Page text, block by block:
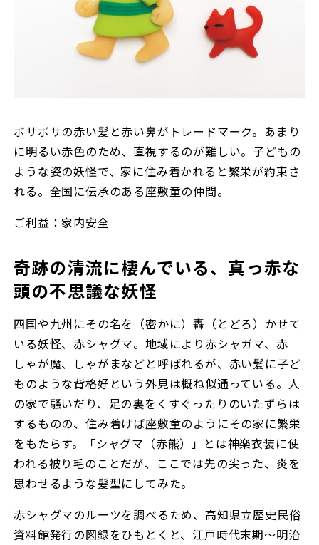
ボサボサの赤い髪と赤い鼻がトレードマーク。あまり
に明るい赤色のため、直視するのが難しい。子どもの
ような姿の妖怪で、家に住み着かれると繁栄が約束さ
れる。全国に伝承のある座敷童の仲間。
ご利益：家内安全
奇跡の清流に棲んでいる、真っ赤な
頭の不思議な妖怪
四国や九州にその名を（密かに）轟（とどろ）かせて
いる妖怪、赤シャグマ。地域により赤シャガマ、赤
しゃが魔、しゃがまなどと呼ばれるが、赤い髪に子ど
ものような背格好という外見は概ね似通っている。人
の家で騒いだり、足の裏をくすぐったりのいたずらは
するものの、住み着けば座敷童のようにその家に繁栄
をもたらす。「シャグマ（赤熊）」とは神楽衣装に使
われる被り毛のことだが、ここでは先の尖った、炎を
思わせるような髪型にしてみた。
赤シャグマのルーツを調べるため、高知県立歴史民俗
資料館発行の図録をひもとくと、江戸時代末期～明治